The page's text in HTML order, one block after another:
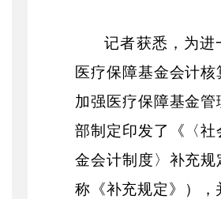
记者获悉，为进
医疗保障基金会计核
加强医疗保障基金管
部制定印发了《〈社
金会计制度〉补充规
称《补充规定》），